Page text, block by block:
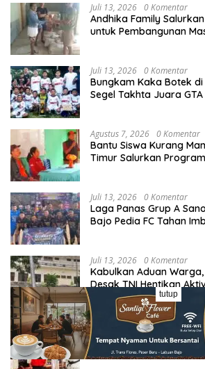
Juli 13, 2026 0 Komentar
Andhika Family
untuk Pembangunan
Juli 13, 2026 0 Komentar
Bungkam Kaka Botek di
Segel Takhta Juara
Agustus 7, 2026 0 Komentar
Bantu Siswa Kurang
Timur Salurkan
Juli 13, 2026 0 Komentar
Laga Panas Grup A
Bajo Pedia FC Tahan
Juli 13, 2026 0 Komentar
Kabulkan Aduan Warga,
Desak TNI Hentikan
Sengketa
Juli 14, 2026 0 Komentar
Berlian Nasak, Putri
Juara di Kejurnas
tutup